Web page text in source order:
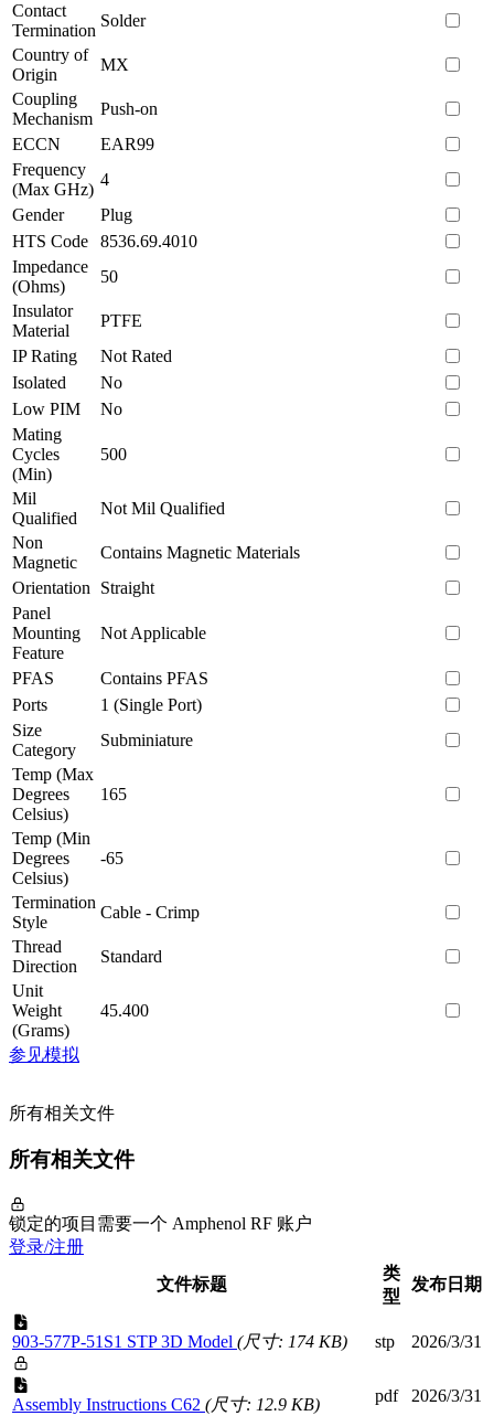
Contact
Termination
Solder
Country of
Origin
MX
Coupling
Mechanism
Push-on
ECCN
EAR99
Frequency
(Max GHz)
4
Gender
Plug
HTS Code
8536.69.4010
Impedance
(Ohms)
50
Insulator
Material
PTFE
IP Rating
Not Rated
Isolated
No
Low PIM
No
Mating
Cycles
(Min)
500
Mil
Qualified
Not Mil Qualified
Non
Magnetic
Contains Magnetic Materials
Orientation
Straight
Panel
Mounting
Feature
Not Applicable
PFAS
Contains PFAS
Ports
1 (Single Port)
Size
Category
Subminiature
Temp (Max
Degrees
Celsius)
165
Temp (Min
Degrees
Celsius)
-65
Termination
Style
Cable - Crimp
Thread
Direction
Standard
Unit
Weight
(Grams)
45.400
参见模拟
所有相关文件
所有相关文件
锁定的项目需要一个 Amphenol RF 账户
登录/注册
文件标题
类
型
发布日期
903-577P-51S1 STP 3D Model (尺寸: 174 KB) stp 2026/3/31
Assembly Instructions C62 (尺寸: 12.9 KB) pdf 2026/3/31